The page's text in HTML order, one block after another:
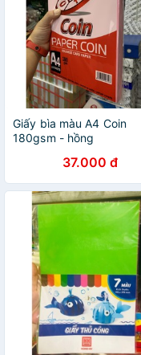
Giấy bìa màu A4 Coin
180gsm - hồng
37.000 đ